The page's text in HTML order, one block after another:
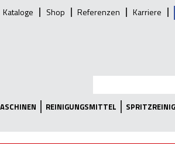
Kataloge Shop Referenzen Karriere
REINIGUNGSMITTEL